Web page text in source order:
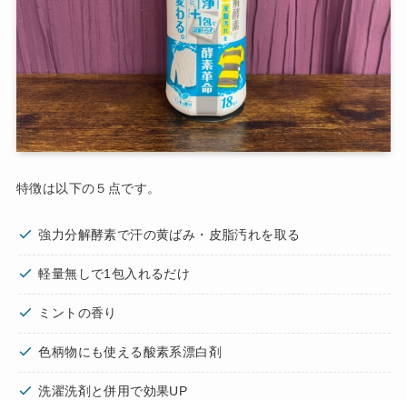
特徴は以下の５点です。
強力分解酵素で汗の黄ばみ・皮脂汚れを取る
軽量無しで1包入れるだけ
ミントの香り
色柄物にも使える酸素系漂白剤
洗濯洗剤と併用で効果UP